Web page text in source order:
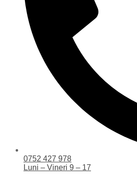
0752 427 978
Luni – Vineri 9 – 17